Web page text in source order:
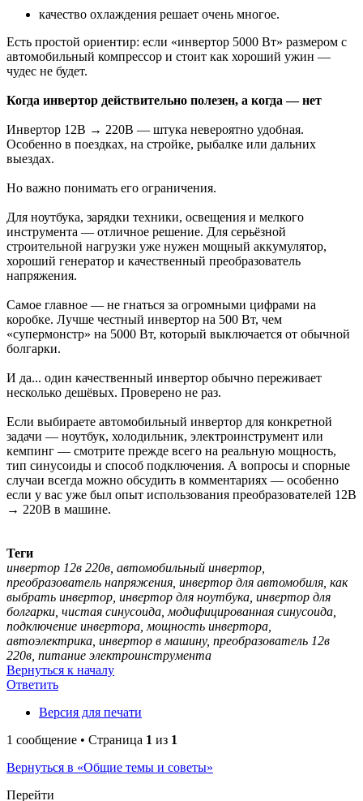
качество охлаждения решает очень многое.
Есть простой ориентир: если «инвертор 5000 Вт» размером с
автомобильный компрессор и стоит как хороший ужин —
чудес не будет.
Когда инвертор действительно полезен, а когда — нет
Инвертор 12В → 220В — штука невероятно удобная.
Особенно в поездках, на стройке, рыбалке или дальних
выездах.
Но важно понимать его ограничения.
Для ноутбука, зарядки техники, освещения и мелкого
инструмента — отличное решение. Для серьёзной
строительной нагрузки уже нужен мощный аккумулятор,
хороший генератор и качественный преобразователь
напряжения.
Самое главное — не гнаться за огромными цифрами на
коробке. Лучше честный инвертор на 500 Вт, чем
«супермонстр» на 5000 Вт, который выключается от обычной
болгарки.
И да... один качественный инвертор обычно переживает
несколько дешёвых. Проверено не раз.
Если выбираете автомобильный инвертор для конкретной
задачи — ноутбук, холодильник, электроинструмент или
кемпинг — смотрите прежде всего на реальную мощность,
тип синусоиды и способ подключения. А вопросы и спорные
случаи всегда можно обсудить в комментариях — особенно
если у вас уже был опыт использования преобразователей 12В
→ 220В в машине.
Теги
инвертор 12в 220в, автомобильный инвертор,
преобразователь напряжения, инвертор для автомобиля, как
выбрать инвертор, инвертор для ноутбука, инвертор для
болгарки, чистая синусоида, модифицированная синусоида,
подключение инвертора, мощность инвертора,
автоэлектрика, инвертор в машину, преобразователь 12в
220в, питание электроинструмента
Вернуться к началу
Ответить
Версия для печати
1 сообщение • Страница 1 из 1
Вернуться в «Общие темы и советы»
Перейти